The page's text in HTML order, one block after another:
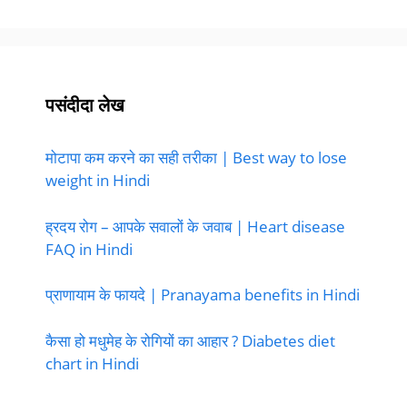
पसंदीदा लेख
मोटापा कम करने का सही तरीका | Best way to lose
weight in Hindi
ह्रदय रोग – आपके सवालों के जवाब | Heart disease
FAQ in Hindi
प्राणायाम के फायदे | Pranayama benefits in Hindi
कैसा हो मधुमेह के रोगियों का आहार ? Diabetes diet
chart in Hindi